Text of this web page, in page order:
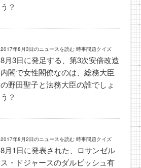
う？
2017年8月3日のニュースを読む 時事問題クイズ
8月3日に発足する、第3次安倍改造
内閣で女性閣僚なのは、総務大臣
の野田聖子と法務大臣の誰でしょ
う？
2017年8月2日のニュースを読む 時事問題クイズ
8月1日に発表された、ロサンゼル
ス・ドジャースのダルビッシュ有